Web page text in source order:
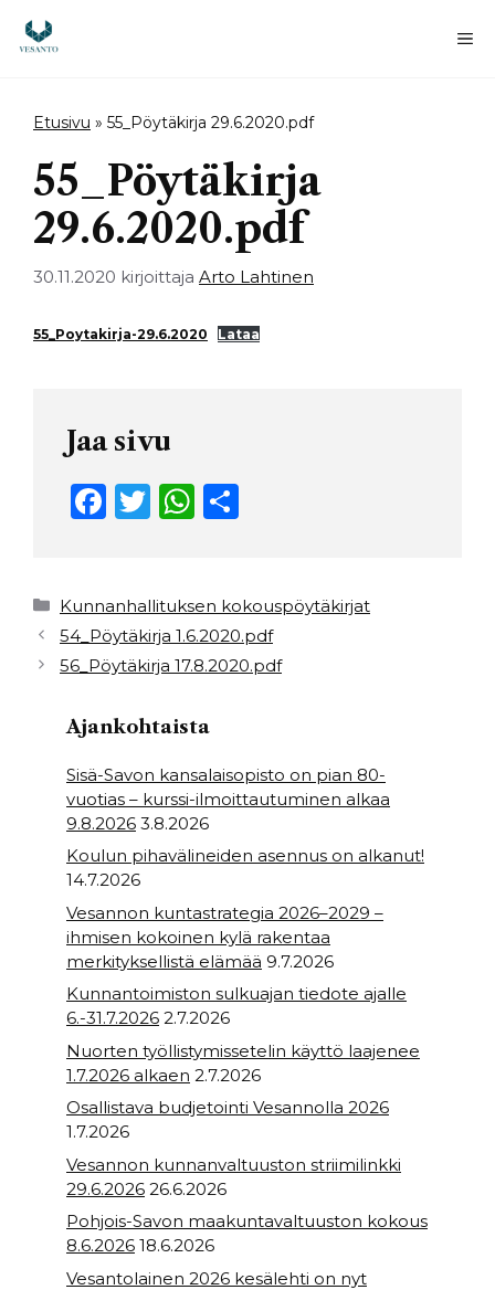
sisältöön
Etusivu » 55_Pöytäkirja 29.6.2020.pdf
55_Pöytäkirja
29.6.2020.pdf
30.11.2020 kirjoittaja Arto Lahtinen
55_Poytakirja-29.6.2020 Lataa
Jaa sivu
F
e
b
o
o
k
T
t
e
r
W
ts
A
p
p
e
Kategoriat
Kunnanhallituksen kokouspöytäkirjat
54_Pöytäkirja 1.6.2020.pdf
56_Pöytäkirja 17.8.2020.pdf
Ajankohtaista
Sisä-Savon kansalaisopisto on pian 80-
vuotias – kurssi-ilmoittautuminen alkaa
9.8.2026 3.8.2026
Koulun pihavälineiden asennus on alkanut!
14.7.2026
Vesannon kuntastrategia 2026–2029 –
ihmisen kokoinen kylä rakentaa
merkityksellistä elämää 9.7.2026
Kunnantoimiston sulkuajan tiedote ajalle
6.-31.7.2026 2.7.2026
Nuorten työllistymissetelin käyttö laajenee
1.7.2026 alkaen 2.7.2026
Osallistava budjetointi Vesannolla 2026
1.7.2026
Vesannon kunnanvaltuuston striimilinkki
29.6.2026 26.6.2026
Pohjois-Savon maakuntavaltuuston kokous
8.6.2026 18.6.2026
Vesantolainen 2026 kesälehti on nyt